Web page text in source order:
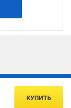
КУПИТЬ
об акцияx и